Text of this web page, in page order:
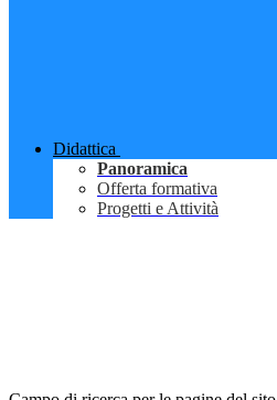
Didattica
Panoramica
Offerta formativa
Progetti e Attività